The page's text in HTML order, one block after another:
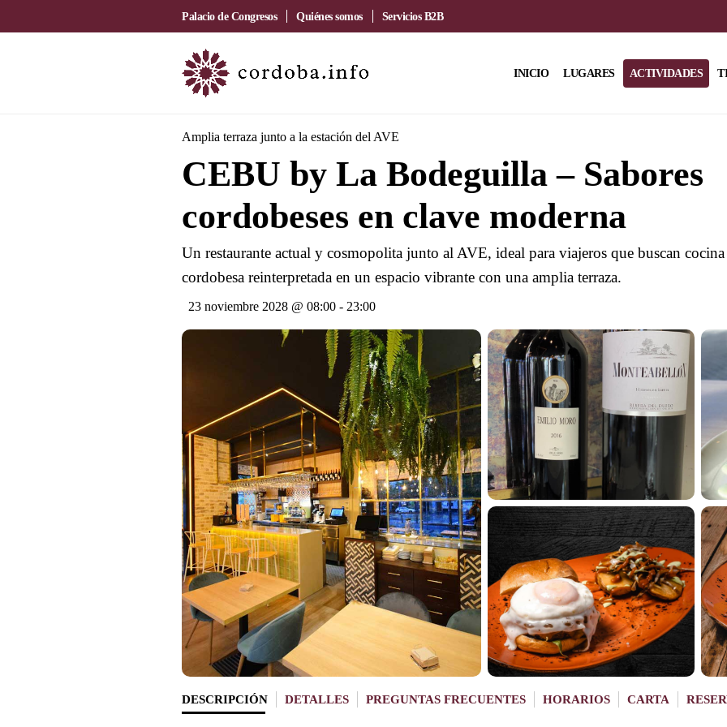
Palacio de Congresos Quiénes somos Servicios B2B
INICIO LUGARES ACTIVIDADES
Amplia terraza junto a la estación del AVE
CEBU by La Bodeguilla – Sabores
cordobeses en clave moderna
Un restaurante actual y cosmopolita junto al AVE, ideal para viajeros que buscan cocina
cordobesa reinterpretada en un espacio vibrante con una amplia terraza.
23 noviembre 2028 @ 08:00 - 23:00
DESCRIPCIÓN DETALLES PREGUNTAS FRECUENTES HORARIOS CARTA